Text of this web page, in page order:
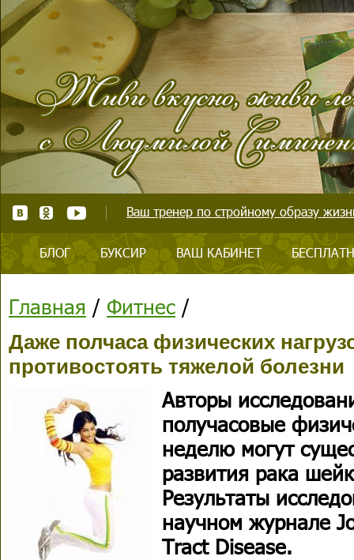
Ваш тренер по стройному образу
БЛОГ БУКСИР ВАШ КАБИНЕТ
Главная / Фитнес /
Даже полчаса физических
противостоять тяжелой болезни
Авторы
получасовые
неделю могут
развития рака
Результаты
научном журнале
Tract Disease.